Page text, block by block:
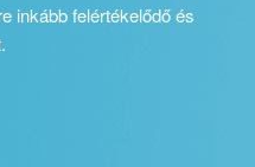
inkább felértékelődő és